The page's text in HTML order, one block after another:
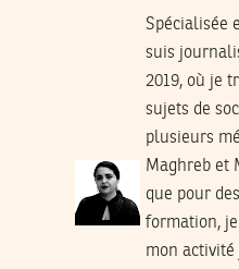
Spécialisée
suis
2019, où je
sujets de
plusieurs
Maghreb et
que pour
formation,
mon